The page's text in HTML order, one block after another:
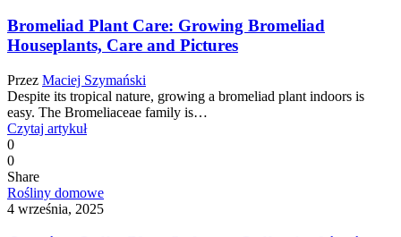
Bromeliad Plant Care: Growing Bromeliad
Houseplants, Care and Pictures
Przez Maciej Szymański
Despite its tropical nature, growing a bromeliad plant indoors is
easy. The Bromeliaceae family is…
Czytaj artykuł
0
0
Share
Rośliny domowe
4 września, 2025